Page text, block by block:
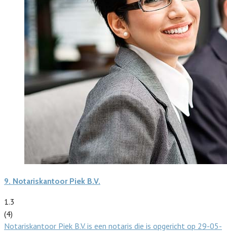
9. Notariskantoor Piek B.V.
1.3
(4)
Notariskantoor Piek B.V. is een notaris die is opgericht op 29-05-